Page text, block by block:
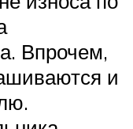
Впрочем,
и